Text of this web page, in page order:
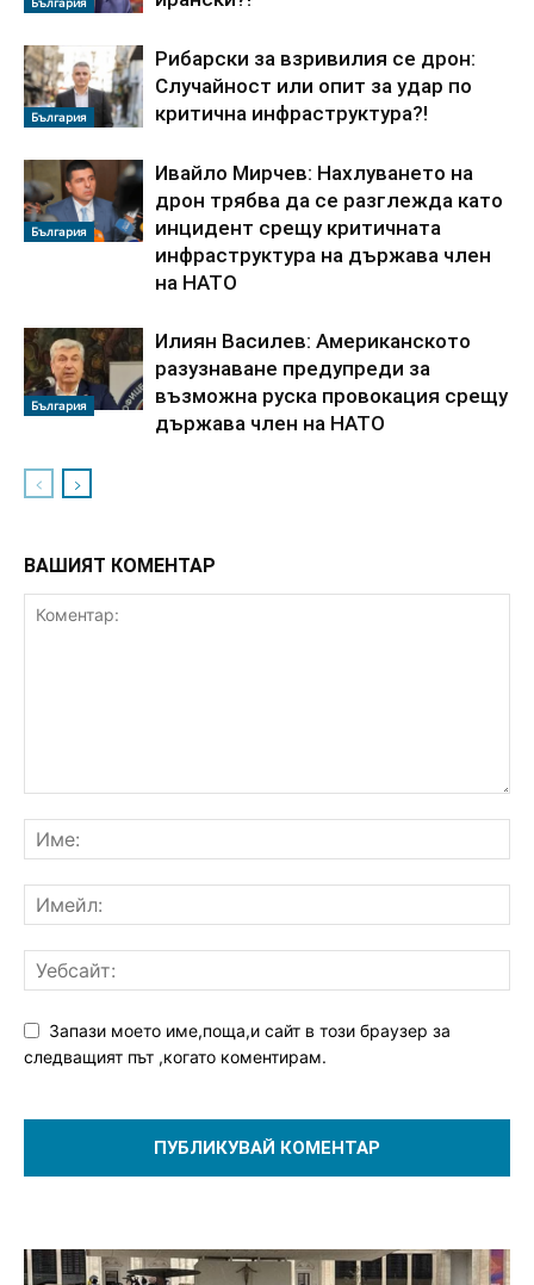
България
Рибарски за взривилия се дрон:
Случайност или опит за удар по
критична инфраструктура?!
България
Ивайло Мирчев: Нахлуването на
дрон трябва да се разглежда като
инцидент срещу критичната
инфраструктура на държава член
на НАТО
България
Илиян Василев: Американското
разузнаване предупреди за
възможна руска провокация срещу
държава член на НАТО
ВАШИЯТ КОМЕНТАР
Запази моето име,поща,и сайт в този браузер за
следващият път ,когато коментирам.